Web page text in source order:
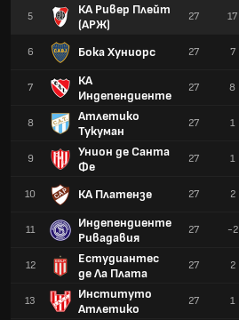
5
КА Ривер Плейт
(АРЖ)
6 Бока Хуниорс
7
КА
Индепендиенте
8
Атлетико
Тукуман
9
Унион де Санта
Фе
10 КА Платензе
11
Индепендиенте
Ривадавия
12
Естудиантес
де Ла Плата
13
Институто
Атлетико
27 17
27 7
27 8
27 1
27 1
27 2
27 -2
27 2
27 1